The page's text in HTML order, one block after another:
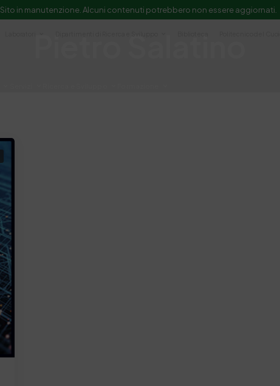
Sito in manutenzione. Alcuni contenuti potrebbero non essere aggiornati.